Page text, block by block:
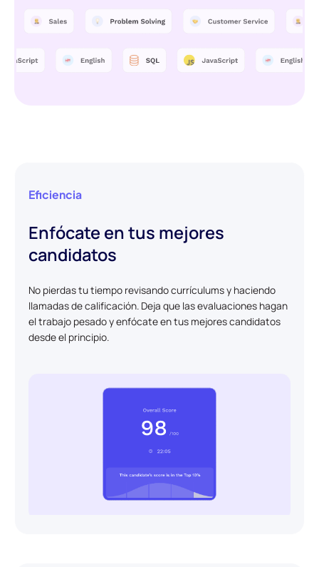
Eficiencia
Enfócate en tus mejores
candidatos
No pierdas tu tiempo revisando currículums y haciendo
llamadas de calificación. Deja que las evaluaciones hagan
el trabajo pesado y enfócate en tus mejores candidatos
desde el principio.